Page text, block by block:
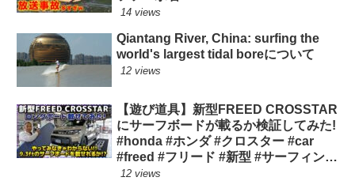
14 views
Qiantang River, China: surfing the
world's largest tidal boreについて
12 views
【遊び道具】新型FREED CROSSTAR
にサーフボードが載るか検証してみた!
#honda #ホンダ #クロスター #car
#freed #フリード #新型 #サーフィン
ロングボード
12 views